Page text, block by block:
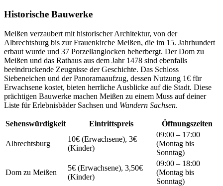
Historische Bauwerke
Meißen verzaubert mit historischer Architektur, von der
Albrechtsburg bis zur Frauenkirche Meißen, die im 15. Jahrhundert
erbaut wurde und 37 Porzellanglocken beherbergt. Der Dom zu
Meißen und das Rathaus aus dem Jahr 1478 sind ebenfalls
beeindruckende Zeugnisse der Geschichte. Das Schloss
Siebeneichen und der Panoramaaufzug, dessen Nutzung 1€ für
Erwachsene kostet, bieten herrliche Ausblicke auf die Stadt. Diese
prächtigen Bauwerke machen Meißen zu einem Muss auf deiner
Liste für Erlebnisbäder Sachsen und Wandern Sachsen.
Sehenswürdigkeit Eintrittspreis Öffnungszeiten
Albrechtsburg
10€ (Erwachsene), 3€
(Kinder)
09:00 – 17:00
(Montag bis
Sonntag)
Dom zu Meißen
5€ (Erwachsene), 3,50€
(Kinder)
09:00 – 18:00
(Montag bis
Sonntag)